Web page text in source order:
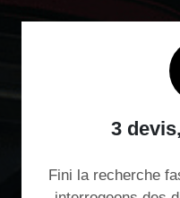
3
Fini la recherche